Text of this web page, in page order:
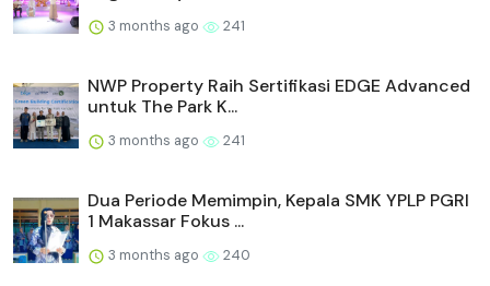
3 months ago 241
NWP Property Raih Sertifikasi EDGE Advanced
untuk The Park K...
3 months ago 241
Dua Periode Memimpin, Kepala SMK YPLP PGRI
1 Makassar Fokus ...
3 months ago 240